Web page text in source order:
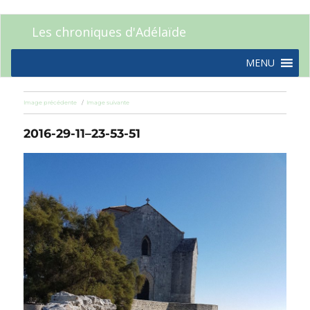
Les chroniques d'Adélaïde
MENU
Image précédente Image suivante
2016-29-11–23-53-51